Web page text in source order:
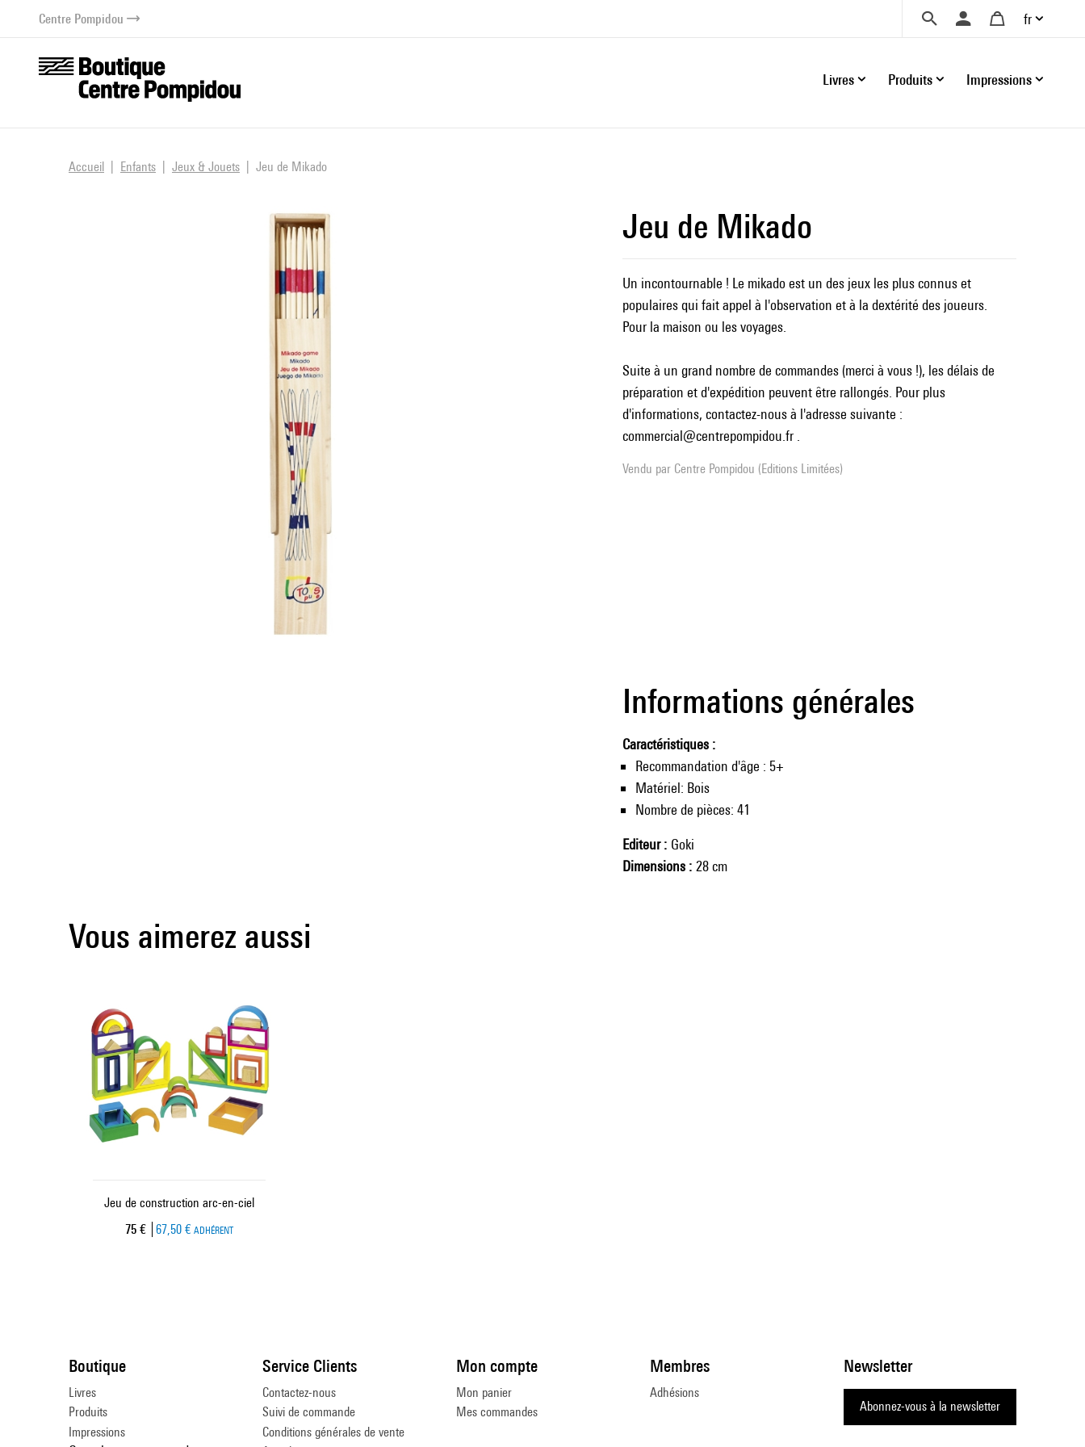
contenuCentre Pompidou fr
Livres Produits Impressions
Accueil Enfants Jeux & Jouets Jeu de Mikado
Jeu de Mikado
Un incontournable ! Le mikado est un des jeux les plus connus et
populaires qui fait appel à l'observation et à la dextérité des joueurs.
Pour la maison ou les voyages.
Suite à un grand nombre de commandes (merci à vous !), les délais de
préparation et d'expédition peuvent être rallongés. Pour plus
d'informations, contactez-nous à l'adresse suivante :
commercial@centrepompidou.fr .
Vendu par Centre Pompidou (Editions Limitées)
Informations générales
Caractéristiques
Recommandation d'âge : 5+
Matériel: Bois
Nombre de pièces: 41
Editeur
Goki
Dimensions
28 cm
Vous aimerez aussi
Jeu de construction arc-en-ciel
Prix ​​actuel
75 € 67,50 € ADHÉRENT
Boutique
Livres
Produits
Impressions
Newsletter
Abonnez-vous à la newsletter
Service Clients
Contactez-nous
Suivi de commande
Conditions générales de vente
Mon compte
Mon panier
Mes commandes
Membres
Adhésions